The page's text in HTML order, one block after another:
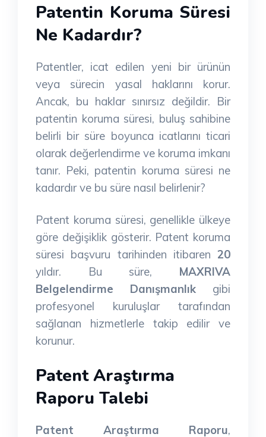
Patentin Koruma Süresi
Ne Kadardır?
Patentler, icat edilen yeni bir ürünün
veya sürecin yasal haklarını korur.
Ancak, bu haklar sınırsız değildir. Bir
patentin koruma süresi, buluş sahibine
belirli bir süre boyunca icatlarını ticari
olarak değerlendirme ve koruma imkanı
tanır. Peki, patentin koruma süresi ne
kadardır ve bu süre nasıl belirlenir?
Patent koruma süresi, genellikle ülkeye
göre değişiklik gösterir. Patent koruma
süresi başvuru tarihinden itibaren 20
yıldır. Bu süre, MAXRIVA
Belgelendirme Danışmanlık gibi
profesyonel kuruluşlar tarafından
sağlanan hizmetlerle takip edilir ve
korunur.
Patent Araştırma
Raporu Talebi
Patent Araştırma Raporu,